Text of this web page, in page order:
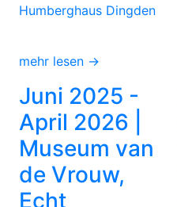
Humberghaus Dingden
mehr lesen →
Juni 2025 -
April 2026 |
Museum van
de Vrouw,
Echt